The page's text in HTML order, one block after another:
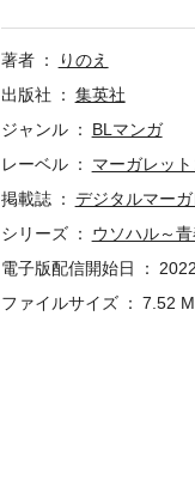
著者
りのえ
出版社
集英社
ジャンル
BLマンガ
レーベル
マーガレッ
掲載誌
デジタルマーガ
シリーズ
ウソハル～
電子版配信開始日
ファイルサイズ
7.52